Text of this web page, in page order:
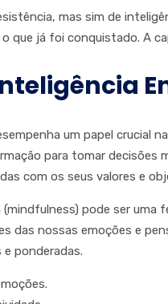
mas sim de
que já foi conquistado. A
um papel crucial
para tomar decisões
com os seus valores e
pode ser
das nossas emoções e
ponderadas.